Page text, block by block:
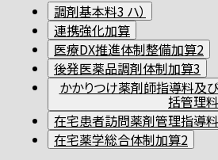
調剤基本料3 ハ）
連携強化加算
医療DX推進体制整備加算2
後発医薬品調剤体制加算3
かかりつけ薬剤師指導料及
括管理料
在宅患者訪問薬剤管理指導料
在宅薬学総合体制加算2